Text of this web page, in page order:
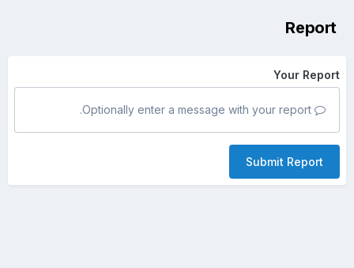
Report
Your Report
Submit Report